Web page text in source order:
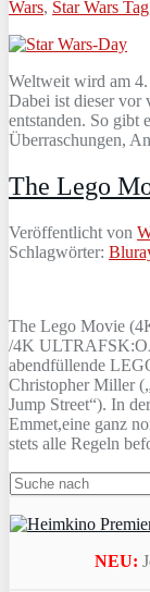
Wars, Star Wars Tag
Weltweit wird am 4.
Dabei ist dieser vor
entstanden. So gibt
Überraschungen,
The Lego
Veröffentlicht von
Schlagwörter:
The Lego Movie
/4K
abendfüllende
Christopher Miller
Jump Street“). In
Emmet,eine ganz
stets alle Regeln
NEU: